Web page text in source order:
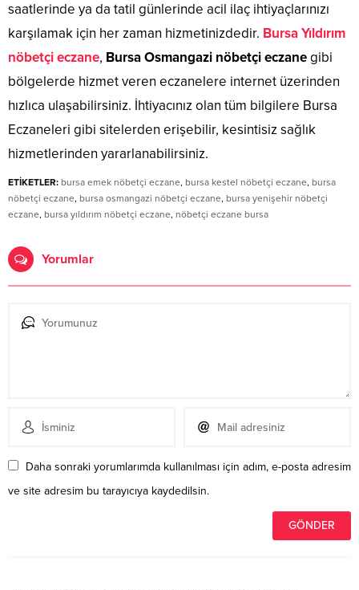
saatlerinde ya da tatil günlerinde acil ilaç ihtiyaçlarınızı
karşılamak için her zaman hizmetinizdedir. Bursa Yıldırım
nöbetçi eczane, Bursa Osmangazi nöbetçi eczanegibi
bölgelerde hizmet veren eczanelere internet üzerinden
hızlıca ulaşabilirsiniz. İhtiyacınız olan tüm bilgilere Bursa
Eczaneleri gibi sitelerden erişebilir, kesintisiz sağlık
hizmetlerinden yararlanabilirsiniz.
ETİKETLER: bursa emek nöbetçi eczane, bursa kestel nöbetçi eczane, bursa
nöbetçi eczane, bursa osmangazi nöbetçi eczane, bursa yenişehir nöbetçi
eczane, bursa yıldırım nöbetçi eczane, nöbetçi eczane bursa
Yorumlar
Daha sonraki yorumlarımda kullanılması için adım, e-posta adresim
ve site adresim bu tarayıcıya kaydedilsin.